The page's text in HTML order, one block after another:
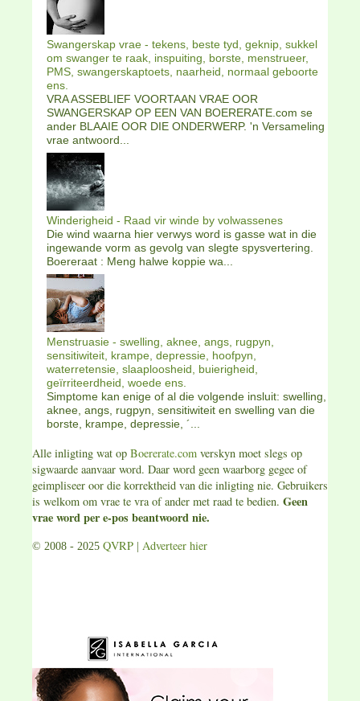
Swangerskap vrae - tekens, beste tyd, geknip, sukkel
om swanger te raak, inspuiting, borste, menstrueer,
PMS, swangerskaptoets, naarheid, normaal geboorte
ens.
VRA ASSEBLIEF VOORTAAN VRAE OOR
SWANGERSKAP OP EEN VAN BOERERATE.com se
ander BLAAIE OOR DIE ONDERWERP. 'n Versameling
vrae antwoord...
Winderigheid - Raad vir winde by volwassenes
Die wind waarna hier verwys word is gasse wat in die
ingewande vorm as gevolg van slegte spysvertering.
Boereraat : Meng halwe koppie wa...
Menstruasie - swelling, aknee, angs, rugpyn,
sensitiwiteit, krampe, depressie, hoofpyn,
waterretensie, slaaploosheid, buierigheid,
geïrriteerdheid, woede ens.
Simptome kan enige of al die volgende insluit: swelling,
aknee, angs, rugpyn, sensitiwiteit en swelling van die
borste, krampe, depressie, ´...
Alle inligting wat op Boererate.com verskyn moet slegs op
sigwaarde aanvaar word. Daar word geen waarborg gegee of
geimpliseer oor die korrektheid van die inligting nie. Gebruikers
is welkom om vrae te vra of ander met raad te bedien. Geen
vrae word per e-pos beantwoord nie.
© 2008 - 2025 QVRP | Adverteer hier